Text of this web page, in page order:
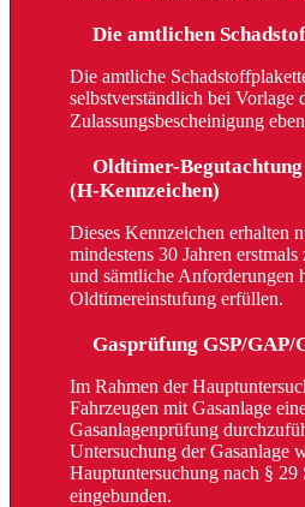
Die amtlichen
Die amtliche
selbstverständlich bei Vorlage
Zulassungsbescheinigung
Oldtimer-
(H-Kennzeichen)
Dieses Kennzeichen erhalten
mindestens 30 Jahren
und sämtliche Anforderungen
Oldtimereinstufung erfüllen.
Gasprüfung GSP/GAP/
Im Rahmen der
Fahrzeugen mit Gasanlage
Gasanlagenprüfung
Untersuchung der Gasanlage
Hauptuntersuchung nach §
eingebunden.